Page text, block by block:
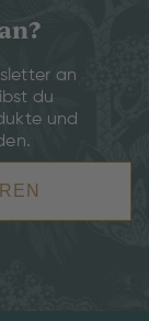
an
du
und